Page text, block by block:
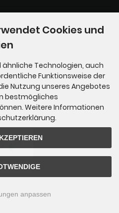
Cookies und
Technologien, auch
Funktionsweise der
Nutzung unseres Angebotes
bestmögliches
Weitere Informationen
anpassen